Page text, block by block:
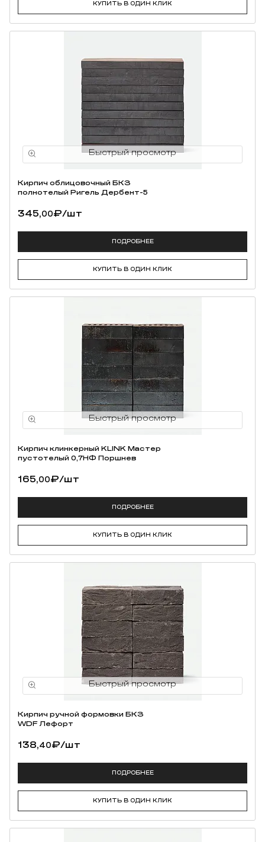
КУПИТЬ В ОДИН КЛИК
Кирпич облицовочный БКЗ
полнотелый Ригель Дербент-5
345,00₽/шт
ПОДРОБНЕЕ
КУПИТЬ В ОДИН КЛИК
Кирпич клинкерный KLINK Мастер
пустотелый 0,7НФ Поршнев
165,00₽/шт
ПОДРОБНЕЕ
КУПИТЬ В ОДИН КЛИК
Кирпич ручной формовки БКЗ
WDF Лефорт
138,40₽/шт
ПОДРОБНЕЕ
КУПИТЬ В ОДИН КЛИК